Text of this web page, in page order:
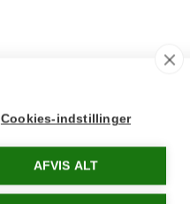
Cookies-indstillinger
AFVIS ALT